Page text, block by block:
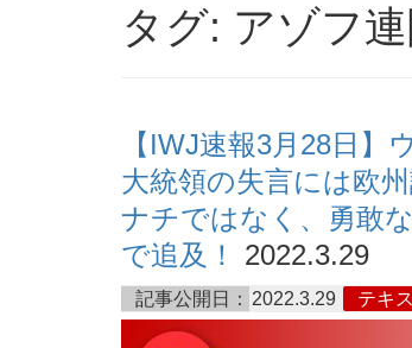
タグ: アゾフ
【IWJ速報3月28日
大統領の失言には欧
ナチではなく、勇敢
で追及！
2022.3.29
記事公開日： 2022.3.29
テキ